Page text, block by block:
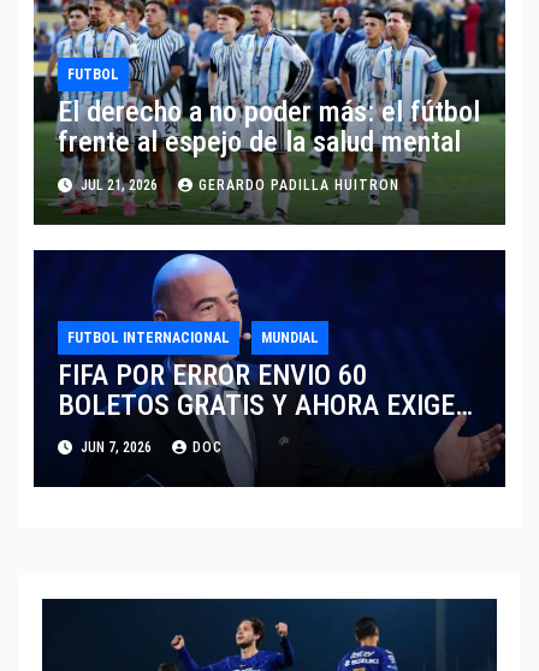
FUTBOL
El derecho a no poder más: el fútbol
frente al espejo de la salud mental
JUL 21, 2026 GERARDO PADILLA HUITRON
FUTBOL INTERNACIONAL MUNDIAL
FIFA POR ERROR ENVIO 60
BOLETOS GRATIS Y AHORA EXIGE
COBRO.
JUN 7, 2026 DOC